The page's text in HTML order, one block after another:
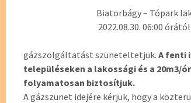
Biatorbágy – Tópark
2022.08.30. 06:00
gázszolgáltatást szüneteltetjük.A fenti
településeken a lakossági és a
folyamatosan biztosítjuk.
A gázszünet idejére kérjük, hogy a